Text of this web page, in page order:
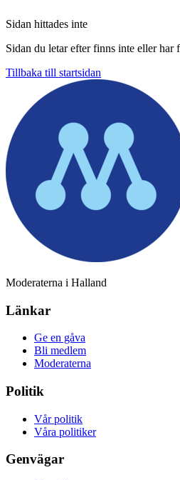
Sidan hittades inte
Sidan du letar efter finns inte eller har
Tillbaka till startsidan
Moderaterna i Halland
Länkar
Ge en gåva
Bli medlem
Moderaterna
Politik
Vår politik
Våra politiker
Genvägar